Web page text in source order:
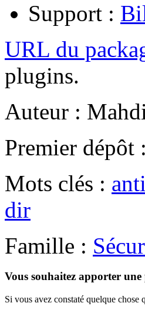
Support :
URL du
plugins.
Auteur :
Premier dépôt
Mots clés :
dir
Famille :
Vous souhaitez apporter une
Si vous avez constaté quelque chose